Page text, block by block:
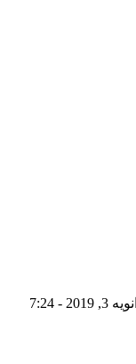
ژانویه 3, 2019 - 7:24